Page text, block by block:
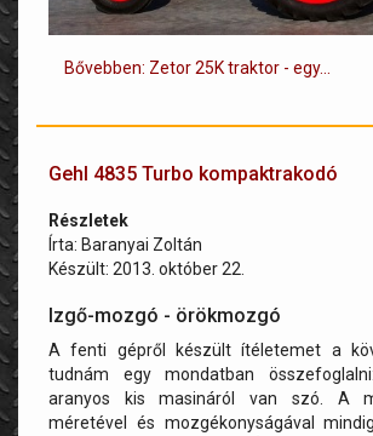
Bővebben: Zetor 25K traktor - egy...
Gehl 4835 Turbo kompaktrakodó
Részletek
Írta: Baranyai Zoltán
Készült: 2013. október 22.
Izgő-mozgó - örökmozgó
A fenti gépről készült ítéletemet a
tudnám egy mondatban
aranyos kis masináról van szó. A
méretével és mozgékonyságával